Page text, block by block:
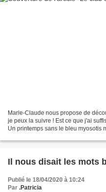
Marie-Claude nous propose de
je peux la suivre ! Est ce que j'ai
Un printemps sans le bleu myosotis
Il nous disait les mots
Publié le 18/04/2020 à 10:24
Par .Patricia